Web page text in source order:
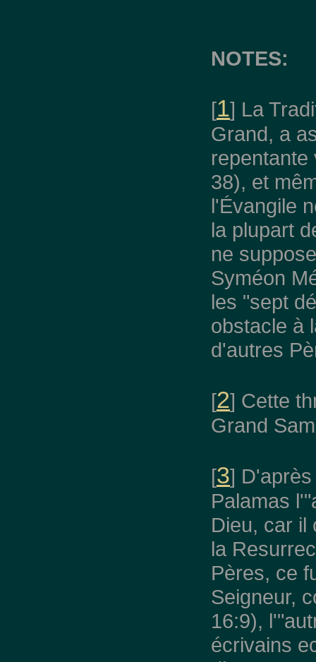
NOTES:
[1] La
Grand, a
38), et
l'Évangile
la plupart
ne
Syméon
les "sept
obstacle à
d'autres
[2] Cette
Grand
[3]
Palamas
Dieu, car il
la
Pères, ce
Seigneur,
16:9),
écrivains